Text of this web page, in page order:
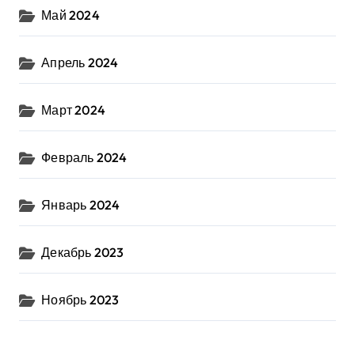
Май 2024
Апрель 2024
Март 2024
Февраль 2024
Январь 2024
Декабрь 2023
Ноябрь 2023